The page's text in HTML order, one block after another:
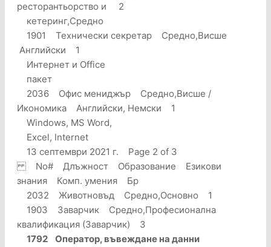
ресторантьорство и 2
кетеринг,Средно
1901 Технически секретар Средно,Висше
Английски 1
Интернет и Office
пакет
2036 Офис мениджър Средно,Висше /
Икономика Английски, Немски 1
Windows, MS Word,
Excel, Internet
13 септември 2021 г. Page 2 of 3
No# Длъжност Образование Езикови
знания Комп. умения Бр
2032 Животновъд Средно,Основно 1
1903 Заварчик Средно,Професионална
квалификация (Заварчик) 3
1792 Оператор, въвеждане на данни